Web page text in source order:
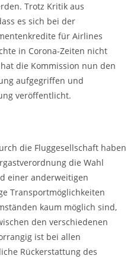
Trotz Kritik aus
es sich bei der
für Airlines
in Corona-Zeiten nicht
die Kommission nun den
aufgegriffen und
veröffentlicht.
die Fluggesellschaft haben
die Wahl
einer anderweitigen
Transportmöglichkeiten
kaum möglich sind,
den verschiedenen
ist bei allen
Rückerstattung des